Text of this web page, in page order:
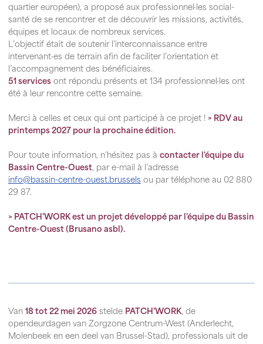
quartier européen), a proposé aux professionnel·les social-
santé de se rencontrer et de découvrir les missions, activités,
équipes et locaux de nombreux services.
L’objectif était de soutenir l’interconnaissance entre
intervenant·es de terrain afin de faciliter l’orientation et
l’accompagnement des bénéficiaires.
51 services ont répondu présents et 134 professionnel·les ont
été à leur rencontre cette semaine.
Merci à celles et ceux qui ont participé à ce projet ! > RDV au
printemps 2027 pour la prochaine édition.
Pour toute information, n’hésitez pas à contacter l'équipe du
Bassin Centre-Ouest, par e-mail à l’adresse
info@bassin-centre-ouest.brussels ou par téléphone au 02 880
29 87.
> PATCH'WORK est un projet développé par l'équipe du Bassin
Centre-Ouest (Brusano asbl).
Van 18 tot 22 mei 2026 stelde PATCH'WORK, de
opendeurdagen van Zorgzone Centrum-West (Anderlecht,
Molenbeek en een deel van Brussel-Stad), professionals uit de